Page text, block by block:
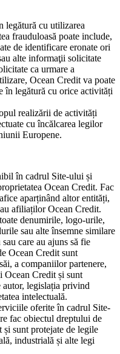
legătură cu utilizarea
frauduloasă poate include,
de identificare eronate ori
alte informaţii solicitate
ca urmare a
Ocean Credit va poate
în legătură cu orice activități
realizării de activități
cu încălcarea legilor
Europene.
în cadrul Site-ului și
Ocean Credit. Fac
aparținând altor entități,
afiliaților Ocean Credit.
denumirile, logo-urile,
sau alte însemne similare
care au ajuns să fie
Ocean Credit sunt
a companiilor partenere,
Ocean Credit și sunt
legislația privind
intelectuală.
oferite în cadrul Site-
fac obiectul dreptului de
sunt protejate de legile
industrială și alte legi